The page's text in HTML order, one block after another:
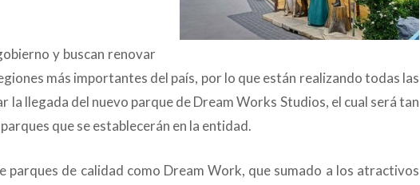
y buscan renovar
más importantes del país, por lo que están realizando todas las
la llegada del nuevo parque de Dream Works Studios, el cual será tan
que se establecerán en la entidad.
parques de calidad como Dream Work, que sumado a los atractivos